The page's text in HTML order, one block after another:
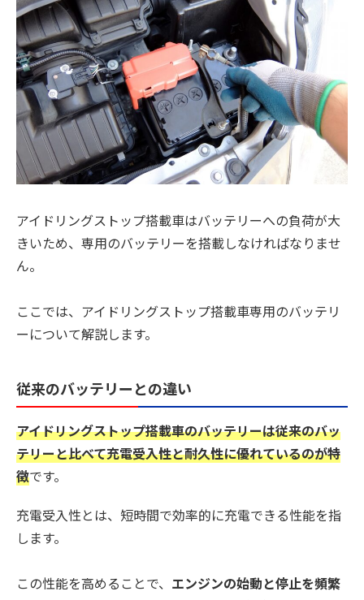
アイドリングストップ搭載車はバッテリーへの負荷が大
きいため、専用のバッテリーを搭載しなければなりませ
ん。
ここでは、アイドリングストップ搭載車専用のバッテリ
ーについて解説します。
従来のバッテリーとの違い
アイドリングストップ搭載車のバッテリーは従来のバッ
テリーと比べて充電受入性と耐久性に優れているのが特
徴です。
充電受入性とは、短時間で効率的に充電できる性能を指
します。
この性能を高めることで、 エンジンの始動と停止を頻繁